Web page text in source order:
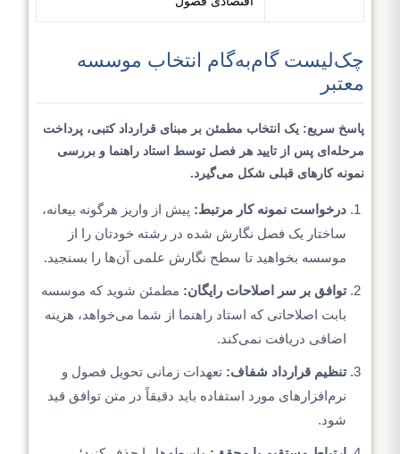
چک‌لیست گام‌به‌گام انتخاب موسسه
معتبر
پاسخ سریع: یک انتخاب مطمئن بر مبنای قرارداد کتبی، پرداخت
مرحله‌ای پس از تایید هر فصل توسط استاد راهنما و بررسی
نمونه کارهای قبلی شکل می‌گیرد.
درخواست نمونه کار مرتبط: پیش از واریز هرگونه بیعانه،
ساختار یک فصل نگارش شده در رشته خودتان را از
موسسه بخواهید تا سطح نگارش علمی آن‌ها را بسنجید.
توافق بر سر اصلاحات رایگان: مطمئن شوید که موسسه
بابت اصلاحاتی که استاد راهنما از شما می‌خواهد، هزینه
اضافی دریافت نمی‌کند.
تنظیم قرارداد شفاف: تعهدات زمانی تحویل فصول و
نرم‌افزارهای مورد استفاده باید دقیقاً در متن توافق قید
شود.